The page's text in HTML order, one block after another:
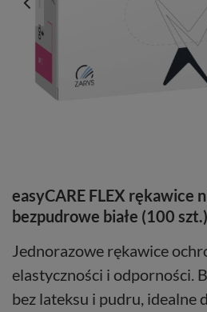
easyCARE FLEX rękawice
bezpudrowe białe (100 szt.)
Jednorazowe rękawice
elastyczności i odporności.
bez lateksu i pudru, idealne